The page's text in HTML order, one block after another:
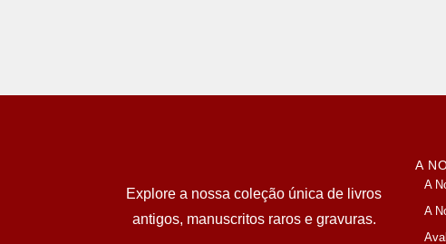
Explore a nossa coleção única de livros
antigos, manuscritos raros e gravuras.
A
A
A